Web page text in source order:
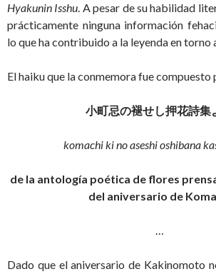
Hyakunin Isshu. A pesar de su habilidad
prácticamente ninguna información
lo que ha contribuido a la leyenda en torno
El haiku que la conmemora fue compuesto
小町忌の褪せし押花詩集
komachi ki no aseshi oshibana
de la antología poética de flores
del aniversario de
…
Dado que el aniversario de Kakinomoto